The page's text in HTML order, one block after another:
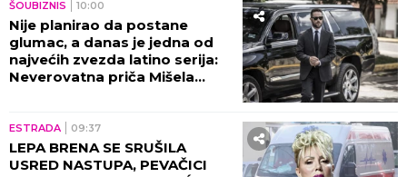
SUTRA POČINJE GUČA!
Varošica već u ludilu: Lomi se
kolo, grme trube, pečenje i
vruća rakija na sve strane -
sve je spremno za 65. Sabor!
PORODILA SE ZVEZDA
"GRANDA": Cela Srbija bruji o
imenu koje je izabrala!